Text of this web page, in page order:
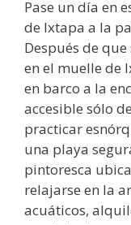
Pase un día en
de Ixtapa a la
Después de
en el muelle de
en barco a la
accesible sólo
practicar
una playa
pintoresca
relajarse en la
acuáticos,